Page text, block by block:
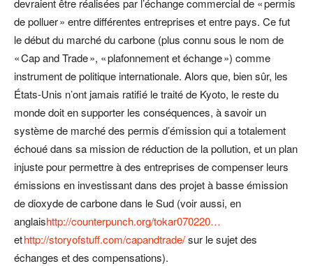
devraient être réalisées par l’échange commercial de « permis
de polluer » entre différentes entreprises et entre pays. Ce fut
le début du marché du carbone (plus connu sous le nom de
« Cap and Trade », « plafonnement et échange ») comme
instrument de politique internationale. Alors que, bien sûr, les
États-Unis n’ont jamais ratifié le traité de Kyoto, le reste du
monde doit en supporter les conséquences, à savoir un
système de marché des permis d’émission qui a totalement
échoué dans sa mission de réduction de la pollution, et un plan
injuste pour permettre à des entreprises de compenser leurs
émissions en investissant dans des projet à basse émission
de dioxyde de carbone dans le Sud (voir aussi, en
anglaishttp://counterpunch.org/tokar070220…
ethttp://storyofstuff.com/capandtrade/sur le sujet des
échanges et des compensations).